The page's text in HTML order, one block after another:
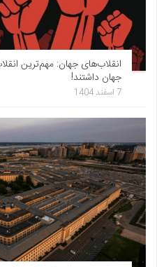
انقلاب‌های جهان: مهم‌ترین
جهان داشتند!
7 اسفند 1404